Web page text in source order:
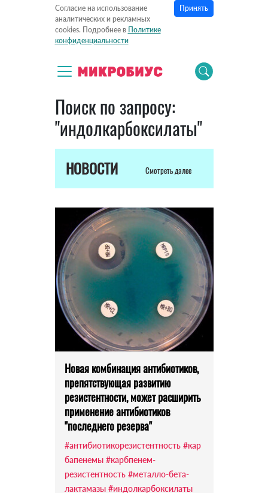
Согласие на использование
аналитических и рекламных
cookies. Подробнее в Политике
конфиденциальности
Принять
Поиск по запросу:
"индолкарбоксилаты"
НОВОСТИ Смотреть далее
Новая комбинация антибиотиков,
препятствующая развитию
резистентности, может расширить
применение антибиотиков
"последнего резерва"
#антибиотикорезистентность #кар
бапенемы #карбпенем-
резистентность #металло-бета-
лактамазы #индолкарбоксилаты